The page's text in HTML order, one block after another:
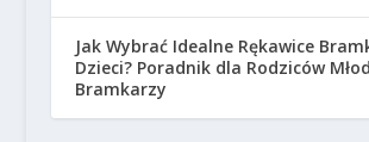
Jak Wybrać Idealne Rękawice
Dzieci? Poradnik dla Rodziców
Bramkarzy